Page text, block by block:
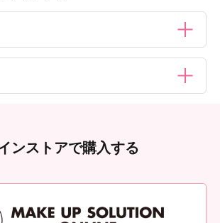
。●爪やお肌に異常が生じていないかよく
ください。●化粧品が爪やお肌に合わない
用を続けますと症状を悪化させることがあ
お問い合わせ先、又は皮膚科専門医等にご
場所や極端に高温又は低温下での保管はお
使用後は
ャップを閉めて保管してください。
（mm））
ンストアで購入する